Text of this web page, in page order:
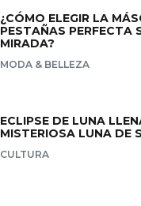
¿CÓMO ELEGIR LA
PESTAÑAS PERFECTA
MIRADA?
MODA & BELLEZA
ECLIPSE DE LUNA
MISTERIOSA LUNA DE
CULTURA